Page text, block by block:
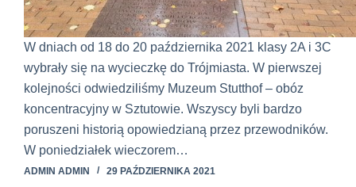
W dniach od 18 do 20 października 2021 klasy 2A i 3C
wybrały się na wycieczkę do Trójmiasta. W pierwszej
kolejności odwiedziliśmy Muzeum Stutthof – obóz
koncentracyjny w Sztutowie. Wszyscy byli bardzo
poruszeni historią opowiedzianą przez przewodników.
W poniedziałek wieczorem…
ADMIN ADMIN 29 PAŹDZIERNIKA 2021